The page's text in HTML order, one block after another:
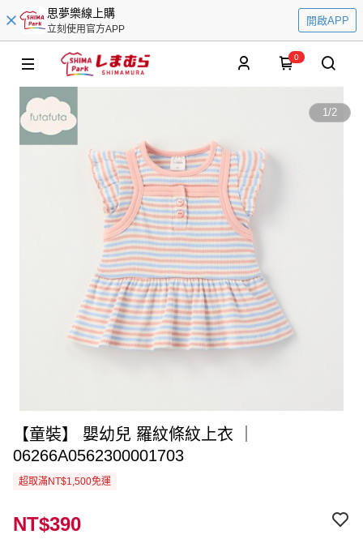
思夢樂線上購
立刻使用官方APP
開啟APP
0
1/2
【童裝】 嬰幼兒 羅紋條紋上衣 ｜
06266A0562300001703
超取滿NT$1,500免運
NT$390